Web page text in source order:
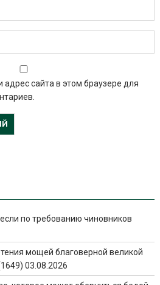
сайта в этом браузере для
по требованию чиновников
мощей благоверной великой
03.08.2026